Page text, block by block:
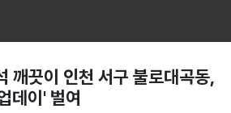
깨끗이 인천 서구 불로대곡동,
데이' 벌여